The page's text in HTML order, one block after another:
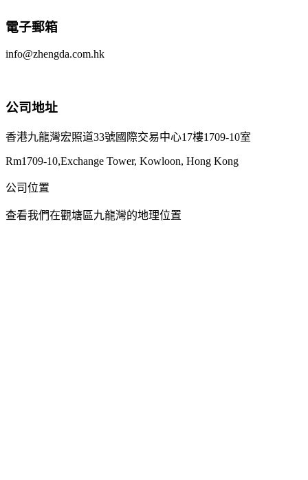
電子郵箱
info@zhengda.com.hk
公司地址
香港九龍灣宏照道33號國際交易中心17樓1709-10室
Rm1709-10,Exchange Tower, Kowloon, Hong Kong
公司位置
查看我們在觀塘區九龍灣的地理位置